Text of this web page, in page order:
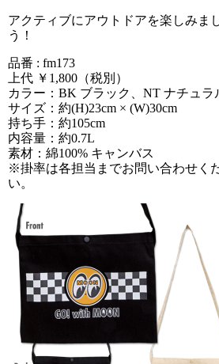
アクティブにアウトドアを楽しみま
う！
品番 : fm173
上代 ￥1,800（税別）
カラー：BK ブラック、NT ナチュラ
サイズ：約(H)23cm × (W)30cm
持ち手：約105cm
内容量：約0.7L
素材：綿100% キャンバス
※掛率は各担当までお問い合わせく
い。